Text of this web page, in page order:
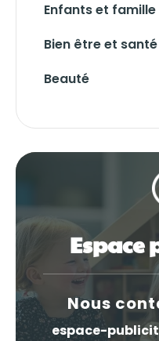
Enfants et famille
Bien être et santé
Beauté
Nous
espace-